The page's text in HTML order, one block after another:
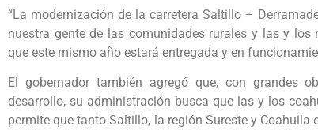
“La modernización de la carretera Saltillo –
nuestra gente de las comunidades rurales y las y
que este mismo año estará entregada y en
El gobernador también agregó que, con grandes
desarrollo, su administración busca que las y los
permite que tanto Saltillo, la región Sureste y